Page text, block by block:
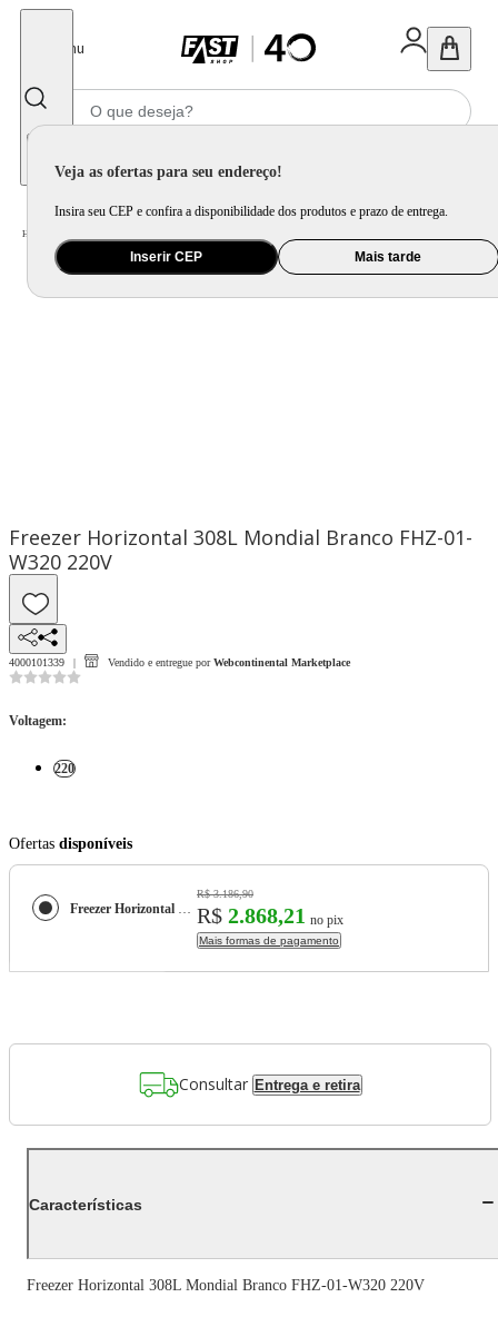
Menu
Veja as ofertas para seu endereço!
Insira seu CEP e confira a disponibilidade dos produtos e prazo de entrega.
Inserir CEP Mais tarde
Home
Freezer Horizontal 308L Mondial Branco FHZ-01-
W320 220V
4000101339 Vendido e entregue por Webcontinental Marketplace
Voltagem:
220
Ofertas disponíveis
Freezer Horizontal 308L Mondial Branco FHZ-01-W320 220V
R$ 3.186,90
R$ 2.868,21 no pix
Mais formas de pagamento
Consultar Entrega e retira
Características
Freezer Horizontal 308L Mondial Branco FHZ-01-W320 220V